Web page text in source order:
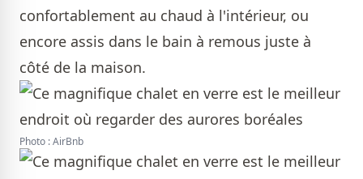
confortablement au chaud à l'intérieur, ou
encore assis dans le bain à remous juste à
côté de la maison.
Photo : AirBnb